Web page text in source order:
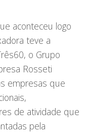
aconteceu logo
teve a
o Grupo
Rosseti
empresas que
de atividade que
pela